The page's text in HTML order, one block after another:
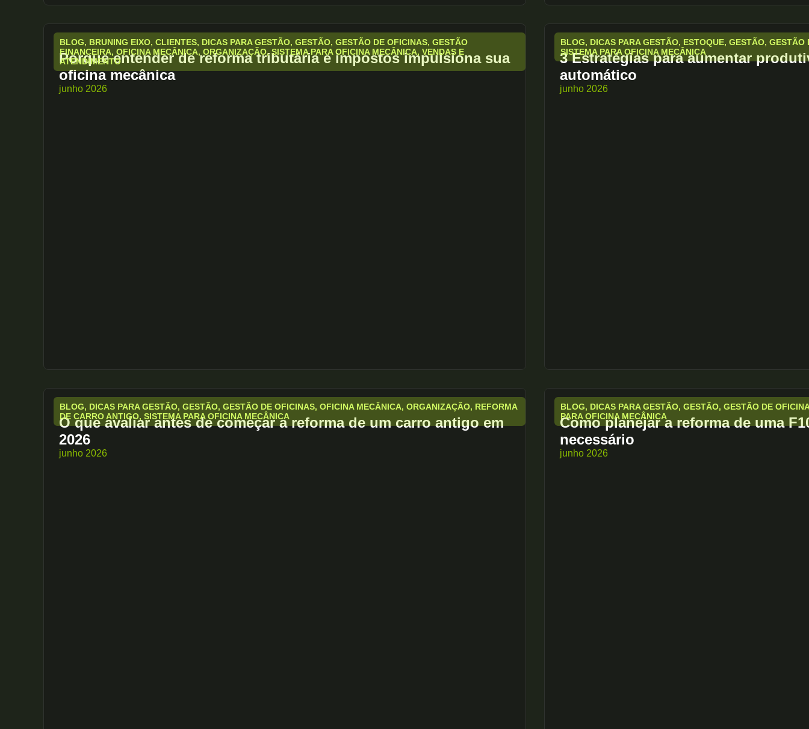
BLOG, BRUNING EIXO, CLIENTES, DICAS PARA GESTÃO, GESTÃO, GESTÃO DE OFICINAS, GESTÃO
FINANCEIRA, OFICINA MECÂNICA, ORGANIZAÇÃO,SISTEMA PARA OFICINA MECÂNICA, VENDAS E
ATENDIMENTO
Porque entender de reforma tributária e impostos impulsiona sua
oficina mecânica
junho 2026
BLOG, DICAS PARA GESTÃO, ESTOQUE, GESTÃO, GESTÃO
SISTEMA PARA OFICINA MECÂNICA
3 Estratégias para aumentar
automático
junho 2026
BLOG, DICAS PARA GESTÃO, GESTÃO, GESTÃO DE OFICINAS, OFICINA MECÂNICA, ORGANIZAÇÃO, REFORMA
DE CARRO ANTIGO, SISTEMA PARA OFICINA MECÂNICA
O que avaliar antes de começar a reforma de um carro antigo em
2026
junho 2026
BLOG, DICAS PARA GESTÃO, GESTÃO, GESTÃO DE
PARA OFICINA MECÂNICA
Como planejar a reforma de uma
necessário
junho 2026